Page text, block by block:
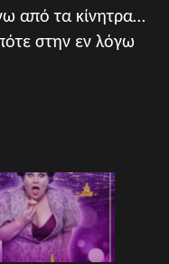
από τα κίνητρα…
στην εν λόγω